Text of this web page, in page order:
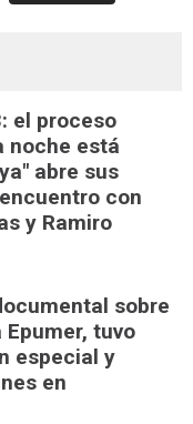
el proceso
noche está
abre sus
con
y Ramiro
sobre
tuvo
especial y
en